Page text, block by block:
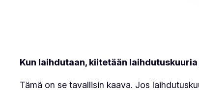
Kun laihdutaan, kiitetään
Tämä on se tavallisin kaava. Jos